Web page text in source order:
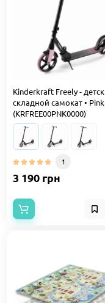
Kinderkraft Freely -
складной самокат • Pink
(KRFREE00PNK0000)
1
3 190 грн